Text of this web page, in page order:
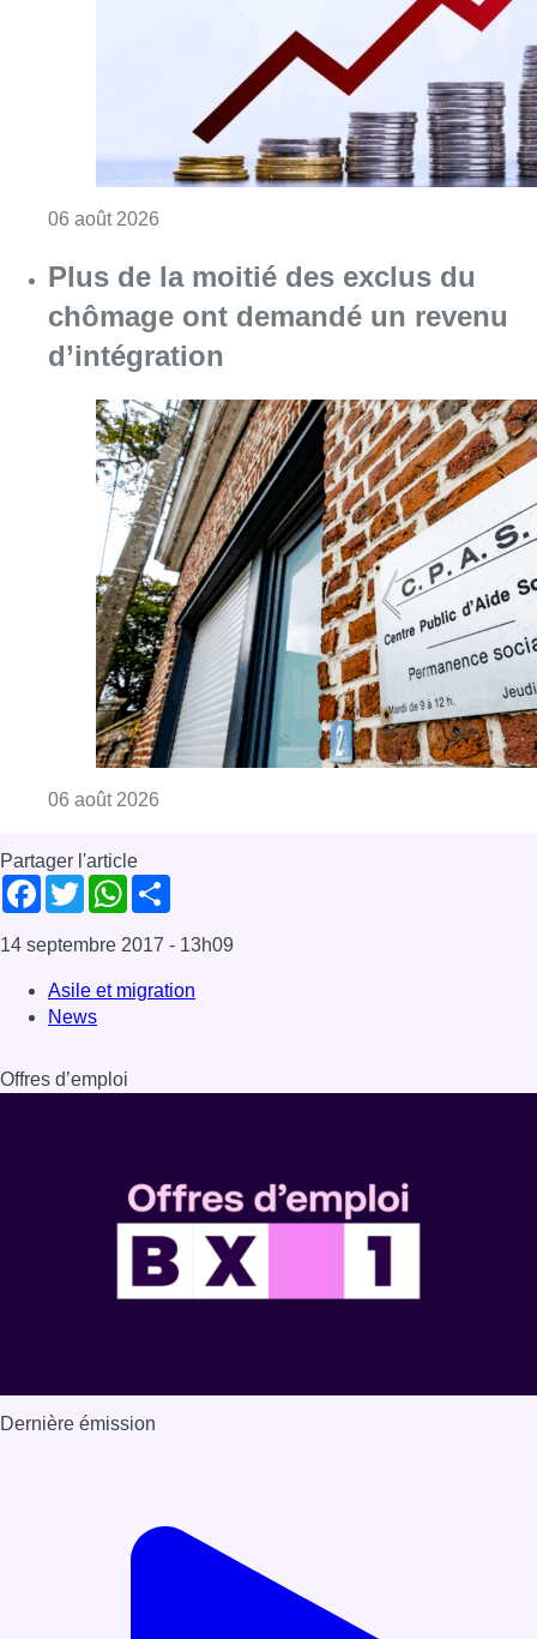
06 août 2026
Plus de la moitié des exclus du
chômage ont demandé un revenu
d’intégration
06 août 2026
Partager l'article
Facebook
TwitterWhatsApp
14 septembre 2017 - 13h09
Asile et migration
News
Offres d’emploi
Dernière émission